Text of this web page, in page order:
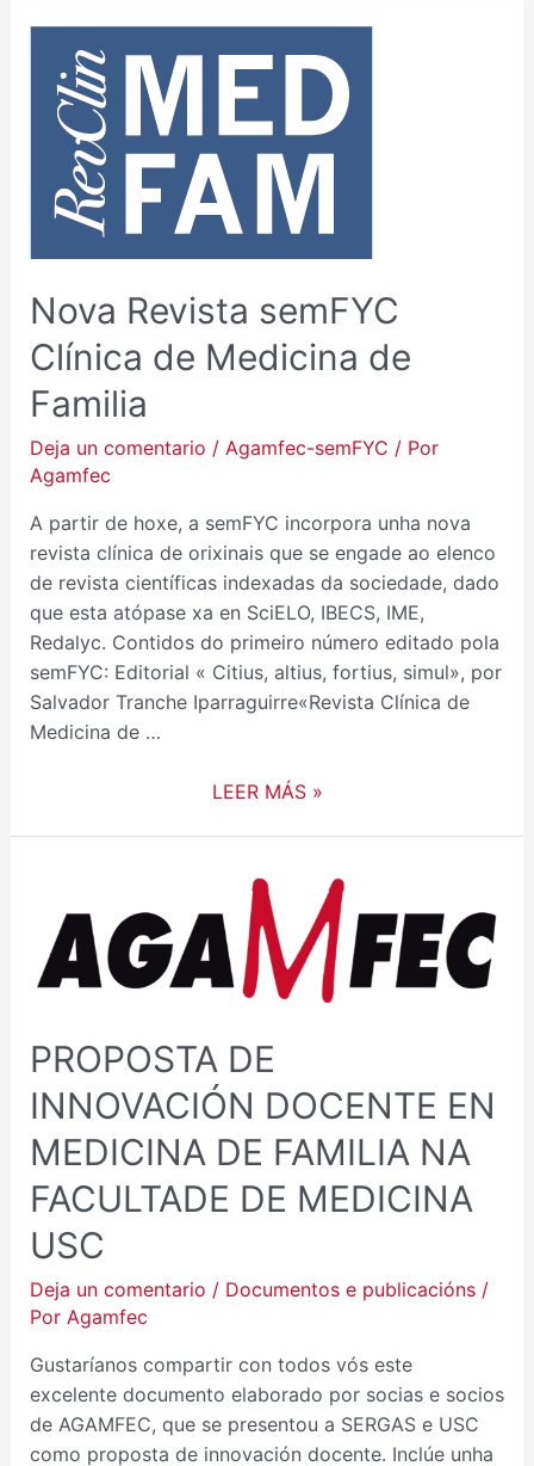
Nova Revista semFYC
Clínica de Medicina de
Familia
Deja un comentario / Agamfec-semFYC / Por
Agamfec
A partir de hoxe, a semFYC incorpora unha nova
revista clínica de orixinais que se engade ao elenco
de revista científicas indexadas da sociedade, dado
que esta atópase xa en SciELO, IBECS, IME,
Redalyc. Contidos do primeiro número editado pola
semFYC: Editorial « Citius, altius, fortius, simul», por
Salvador Tranche Iparraguirre«Revista Clínica de
Medicina de …
REVISTA
SEMFYC
CLÍNICA
DE
MEDICINA
DE
LEER MÁS »
PROPOSTA DE
INNOVACIÓN DOCENTE EN
MEDICINA DE FAMILIA NA
FACULTADE DE MEDICINA
USC
Deja un comentario / Documentos e publicacións/
Por Agamfec
Gustaríanos compartir con todos vós este
excelente documento elaborado por socias e socios
de AGAMFEC, que se presentou a SERGAS e USC
como proposta de innovación docente. Inclúe unha